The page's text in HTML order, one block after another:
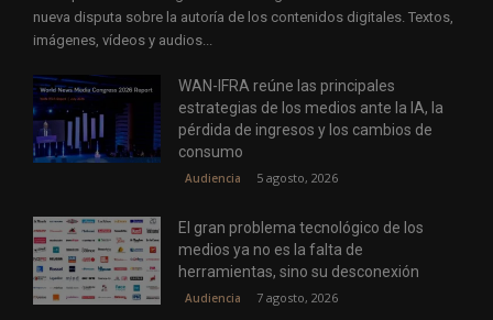
nueva disputa sobre la autoría de los contenidos digitales. Textos,
imágenes, vídeos y audios...
WAN-IFRA reúne las principales
estrategias de los medios ante la IA, la
pérdida de ingresos y los cambios de
consumo
Audiencia 5 agosto, 2026
El gran problema tecnológico de los
medios ya no es la falta de
herramientas, sino su desconexión
Audiencia 7 agosto, 2026